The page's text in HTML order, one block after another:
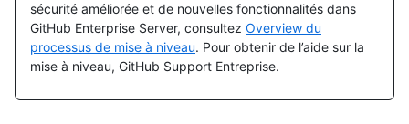
sécurité améliorée et de nouvelles fonctionnalités dans
GitHub Enterprise Server, consultez Overview du
processus de mise à niveau. Pour obtenir de l’aide sur la
mise à niveau, GitHub Support Entreprise.